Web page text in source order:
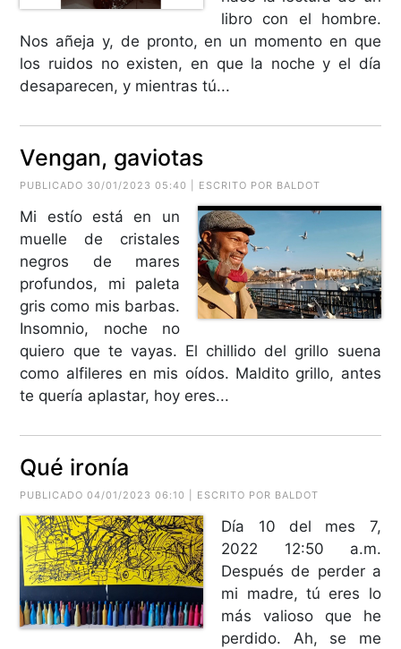
libro con el hombre.
Nos añeja y, de pronto, en un momento en que
los ruidos no existen, en que la noche y el día
desaparecen, y mientras tú...
Vengan, gaviotas
PUBLICADO 30/01/2023 05:40 | ESCRITO POR BALDOT
Mi estío está en un
muelle de cristales
negros de mares
profundos, mi paleta
gris como mis barbas.
Insomnio, noche no
quiero que te vayas. El chillido del grillo suena
como alfileres en mis oídos. Maldito grillo, antes
te quería aplastar, hoy eres...
Qué ironía
PUBLICADO 04/01/2023 06:10 | ESCRITO POR BALDOT
Día 10 del mes 7,
2022 12:50 a.m.
Después de perder a
mi madre, tú eres lo
más valioso que he
perdido. Ah, se me